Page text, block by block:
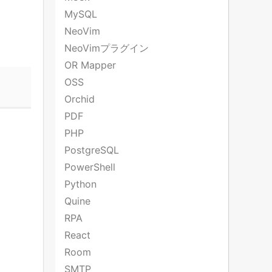
MySQL
NeoVim
NeoVimプラグイン
OR Mapper
OSS
Orchid
PDF
PHP
PostgreSQL
PowerShell
Python
Quine
RPA
React
Room
SMTP